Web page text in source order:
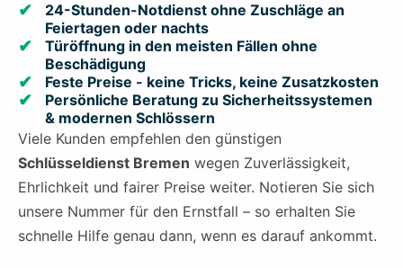
24-Stunden-Notdienst ohne Zuschläge an
Feiertagen oder nachts
Türöffnung in den meisten Fällen ohne
Beschädigung
Feste Preise - keine Tricks, keine Zusatzkosten
Persönliche Beratung zu Sicherheitssystemen
& modernen Schlössern
Viele Kunden empfehlen den günstigen
Schlüsseldienst Bremen wegen Zuverlässigkeit,
Ehrlichkeit und fairer Preise weiter. Notieren Sie sich
unsere Nummer für den Ernstfall – so erhalten Sie
schnelle Hilfe genau dann, wenn es darauf ankommt.